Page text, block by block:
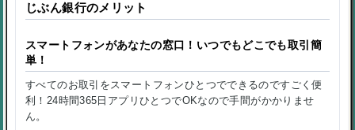
じぶん銀行のメリット
スマートフォンがあなたの窓口！いつでもどこでも取引簡
単！
すべてのお取引をスマートフォンひとつでできるのですごく便
利！24時間365日アプリひとつでOKなので手間がかかりませ
ん。